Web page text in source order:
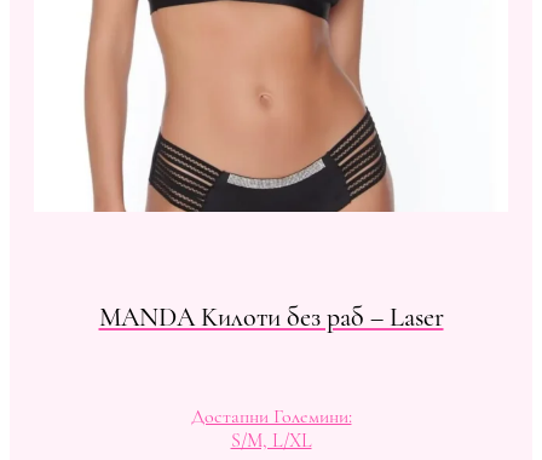
MANDA Kилоти без раб – Laser
Достапни Големини:
S/M, L/XL